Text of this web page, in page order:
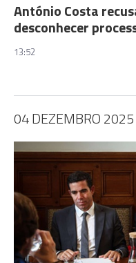
António Costa
desconhecer
13:52
04 DEZEMBRO 2025